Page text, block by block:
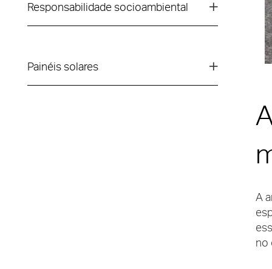
A
no
Responsabilidade socioambiental
Painéis solares